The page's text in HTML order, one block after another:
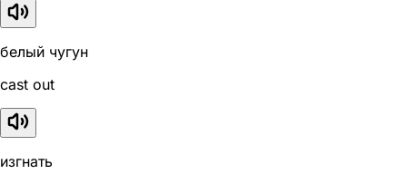
белый чугун
cast out
изгнать